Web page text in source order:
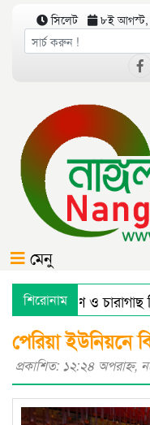
সিলেট ৮ই আগস্ট,
মেনু
শিরোনাম
বৃক্ষরোপণ ও চারাগাছ
পেরিয়া ইউনিয়নে
প্রকাশিত: ১২:২৪ অপরাহ্ণ,